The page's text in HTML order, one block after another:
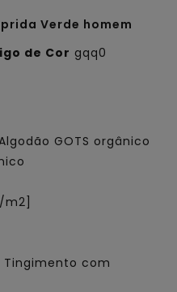
Verde homem
de Cor gqq0
GOTS orgânico
m2]
com